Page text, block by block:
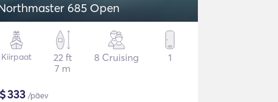
685 Open
Kiirpaat
22 ft
7 m
8 Cruising 1
$333 /päev